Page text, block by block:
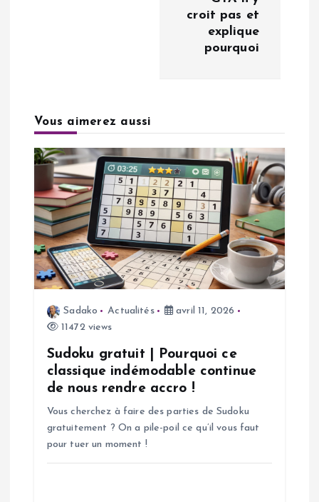
o
n
d
e
croit pas et
explique
pourquoi
Vous aimerez aussi
Sadako Actualités
avril 11, 2026
11472 views
Sudoku gratuit | Pourquoi ce
classique indémodable continue
de nous rendre accro !
Vous cherchez à faire des parties de Sudoku
gratuitement ? On a pile-poil ce qu’il vous faut
pour tuer un moment !